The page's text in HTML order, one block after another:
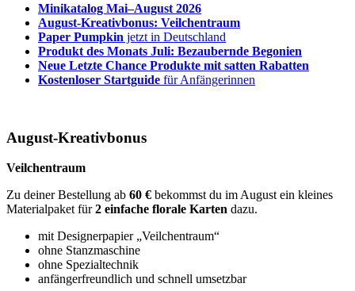
Minikatalog Mai–August 2026
August-Kreativbonus: Veilchentraum
Paper Pumpkin jetzt in Deutschland
Produkt des Monats Juli: Bezaubernde Begonien
Neue Letzte Chance Produkte mit satten Rabatten
Kostenloser Startguide für Anfängerinnen
August-Kreativbonus
Veilchentraum
Zu deiner Bestellung ab 60 € bekommst du im August ein kleines
Materialpaket für2 einfache florale Karten dazu.
mit Designerpapier „Veilchentraum“
ohne Stanzmaschine
ohne Spezialtechnik
anfängerfreundlich und schnell umsetzbar